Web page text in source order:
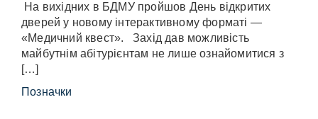
На вихідних в БДМУ пройшов День відкритих
дверей у новому інтерактивному форматі —
«Медичний квест». Захід дав можливість
майбутнім абітурієнтам не лише ознайомитися з
[…]
Позначки